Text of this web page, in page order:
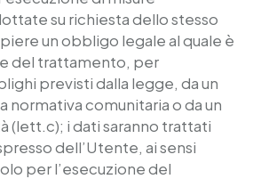
su richiesta dello stesso
un obbligo legale al quale è
del trattamento, per
previsti dalla legge, da un
normativa comunitaria o da un
(lett.c); i dati saranno trattati
dell’Utente, ai sensi
per l’esecuzione del